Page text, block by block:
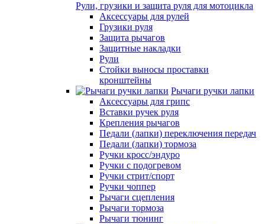
Рули, грузики и защита руля для мотоцикла
Аксессуары для рулей
Грузики руля
Защита рычагов
Защитные накладки
Рули
Стойки выносы проставки
кронштейны
Рычаги ручки лапки
Аксессуары для грипс
Вставки ручек руля
Крепления рычагов
Педали (лапки) переключения передач
Педали (лапки) тормоза
Ручки кросс/эндуро
Ручки с подогревом
Ручки стрит/спорт
Ручки чоппер
Рычаги сцепления
Рычаги тормоза
Рычаги тюнинг